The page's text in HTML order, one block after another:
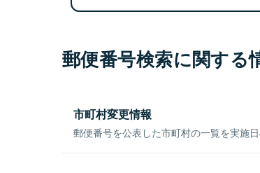
郵便番号検索に関する
市町村変更情報
郵便番号を公表した市町村の一覧を実施